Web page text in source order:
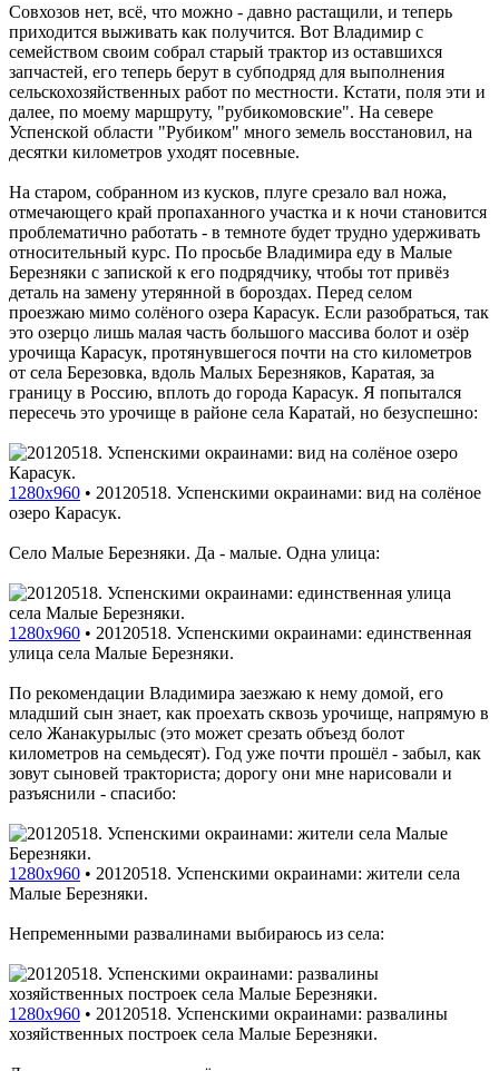
Совхозов нет, всё, что можно - давно растащили, и теперь
приходится выживать как получится. Вот Владимир с
семейством своим собрал старый трактор из оставшихся
запчастей, его теперь берут в субподряд для выполнения
сельскохозяйственных работ по местности. Кстати, поля эти и
далее, по моему маршруту, "рубикомовские". На севере
Успенской области "Рубиком" много земель восстановил, на
десятки километров уходят посевные.
На старом, собранном из кусков, плуге срезало вал ножа,
отмечающего край пропаханного участка и к ночи становится
проблематично работать - в темноте будет трудно удерживать
относительный курс. По просьбе Владимира еду в Малые
Березняки с запиской к его подрядчику, чтобы тот привёз
деталь на замену утерянной в бороздах. Перед селом
проезжаю мимо солёного озера Карасук. Если разобраться, так
это озерцо лишь малая часть большого массива болот и озёр
урочища Карасук, протянувшегося почти на сто километров
от села Березовка, вдоль Малых Березняков, Каратая, за
границу в Россию, вплоть до города Карасук. Я попытался
пересечь это урочище в районе села Каратай, но безуспешно:
1280x960 • 20120518. Успенскими окраинами: вид на солёное
озеро Карасук.
Село Малые Березняки. Да - малые. Одна улица:
1280x960 • 20120518. Успенскими окраинами: единственная
улица села Малые Березняки.
По рекомендации Владимира заезжаю к нему домой, его
младший сын знает, как проехать сквозь урочище, напрямую в
село Жанакурылыс (это может срезать объезд болот
километров на семьдесят). Год уже почти прошёл - забыл, как
зовут сыновей тракториста; дорогу они мне нарисовали и
разъяснили - спасибо:
1280x960 • 20120518. Успенскими окраинами: жители села
Малые Березняки.
Непременными развалинами выбираюсь из села:
1280x960 • 20120518. Успенскими окраинами: развалины
хозяйственных построек села Малые Березняки.